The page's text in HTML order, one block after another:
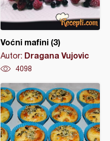
Voćni mafini (3)
Autor: Dragana Vujovic
4098